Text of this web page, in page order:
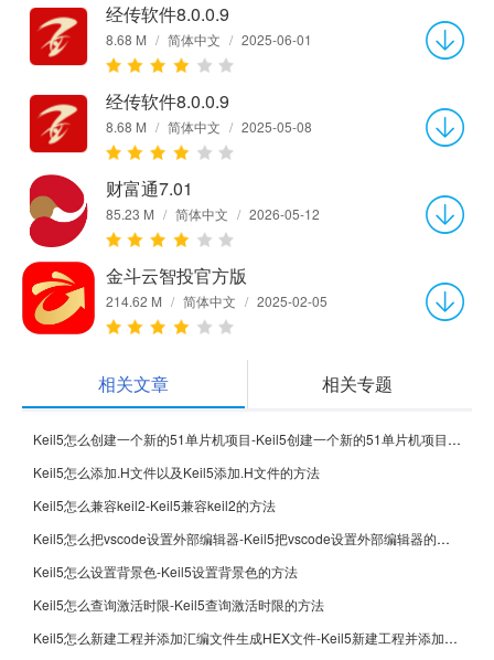
经传软件8.0.0.9
8.68 M / 简体中文 / 2025-06-01
经传软件8.0.0.9
8.68 M / 简体中文 / 2025-05-08
财富通7.01
85.23 M / 简体中文 / 2026-05-12
金斗云智投官方版
214.62 M / 简体中文 / 2025-02-05
相关文章 相关专题
Keil5怎么创建一个新的51单片机项目-Keil5创建一个新的51单片机项目的方法
Keil5怎么添加.H文件以及Keil5添加.H文件的方法
Keil5怎么兼容keil2-Keil5兼容keil2的方法
Keil5怎么把vscode设置外部编辑器-Keil5把vscode设置外部编辑器的方法
Keil5怎么设置背景色-Keil5设置背景色的方法
Keil5怎么查询激活时限-Keil5查询激活时限的方法
Keil5怎么新建工程并添加汇编文件生成HEX文件-Keil5新建工程并添加汇编文件生成HEX文件的方法